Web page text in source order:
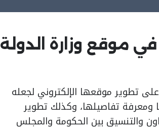
موقع وزارة الدولة
تطوير موقعها الإلكتروني لجعله
ومعرفة تفاصيلها، وكذلك تطوير
والتنسيق بين الحكومة والمجلس